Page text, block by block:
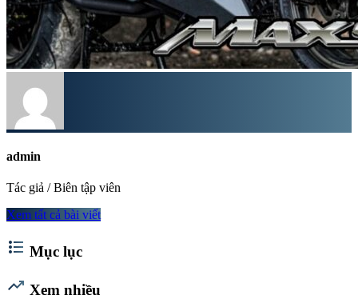
admin
Tác giả / Biên tập viên
Xem tất cả bài viết
format_list_bulleted Mục lục
trending_up Xem nhiều